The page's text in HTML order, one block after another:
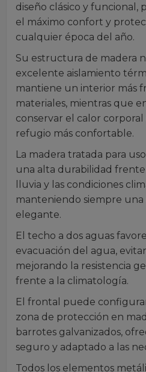
diseño clásico y funcional,
el máximo confort y
cualquier época del año.
Su estructura de madera
excelente aislamiento
mantiene un interior más
materiales, mientras que
conservar el calor
refugio más confortable.
La madera tratada para
una alta durabilidad
lluvia y las condiciones
manteniendo siempre
elegante.
El techo a dos aguas
evacuación del agua,
mejorando la resistencia
frente a la climatología.
El frontal puede
zona de protección en
barrotes galvanizados,
seguro y adaptado a las
Todos los elementos